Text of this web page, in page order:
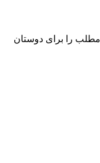
مطلب را برای دوستان